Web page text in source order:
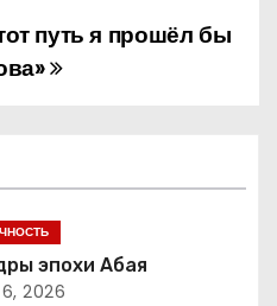
путь я прошёл бы
эпохи Абая
6, 2026